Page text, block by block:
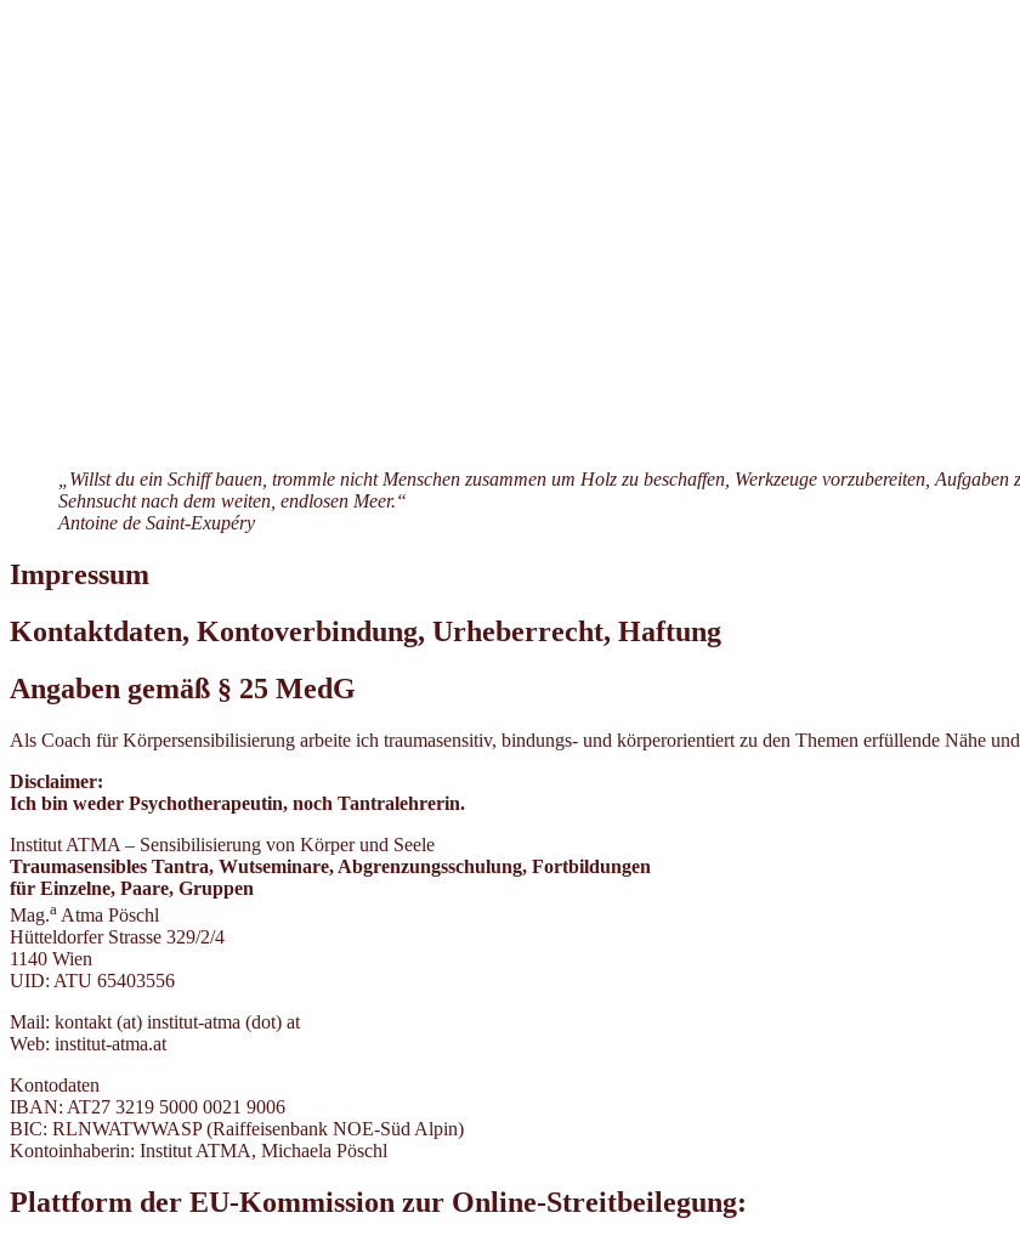
„Willst du ein Schiff bauen, trommle nicht Menschen zusammen um Holz zu beschaffen, Werkzeuge vorzubereiten,
Sehnsucht nach dem weiten, endlosen Meer.“
Antoine de Saint-Exupéry
Impressum
Kontaktdaten, Kontoverbindung, Urheberrecht, Haftung
Angaben gemäß § 25 MedG
Als Coach für Körpersensibilisierung arbeite ich traumasensitiv, bindungs- und körperorientiert zu den Themen erfüllende Nähe
Disclaimer:
Ich bin weder Psychotherapeutin, noch Tantralehrerin.
Institut ATMA – Sensibilisierung von Körper und Seele
Traumasensibles Tantra, Wutseminare, Abgrenzungsschulung, Fortbildungen
für Einzelne, Paare, Gruppen
Mag.a Atma Pöschl
Hütteldorfer Strasse 329/2/4
1140 Wien
UID: ATU 65403556
Mail: kontakt (at) institut-atma (dot) at
Web: institut-atma.at
Kontodaten
IBAN: AT27 3219 5000 0021 9006
BIC: RLNWATWWASP (Raiffeisenbank NOE-Süd Alpin)
Kontoinhaberin: Institut ATMA, Michaela Pöschl
Plattform der EU-Kommission zur Online-Streitbeilegung: